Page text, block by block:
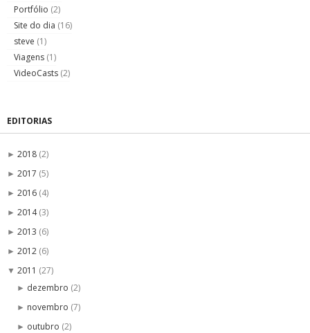
Portfólio (2)
Site do dia (16)
steve (1)
Viagens (1)
VideoCasts (2)
EDITORIAS
► 2018 (2)
► 2017 (5)
► 2016 (4)
► 2014(3)
► 2013 (6)
► 2012 (6)
▼ 2011 (27)
► dezembro (2)
► novembro (7)
► outubro (2)